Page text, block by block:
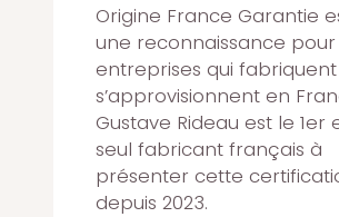
Origine France Garantie
une reconnaissance pour
entreprises qui
s’approvisionnent en
Gustave Rideau est le 1er
seul fabricant français à
présenter cette
depuis 2023.